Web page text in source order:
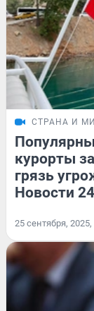
СТРАНА И
курорты
грязь
Новости
25 сентября, 2025,